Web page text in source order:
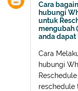
Cara
hubungi
untuk
mengubah
anda
Cara
hubungi
reschedule